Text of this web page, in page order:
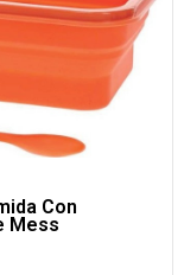
Con
Mess